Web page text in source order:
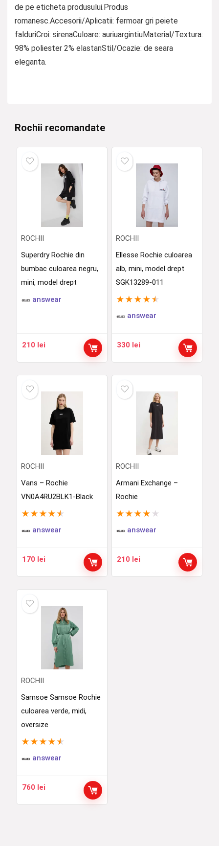
de pe eticheta produsului.Produs
romanesc.Accesorii/Aplicatii: fermoar gri peiete
falduriCroi: sirenaCuloare: auriuargintiuMaterial/Textura:
98% poliester 2% elastanStil/Ocazie: de seara
eleganta.
Rochii recomandate
ROCHII
Superdry Rochie din
bumbac culoarea negru,
mini, model drept
answear
210 lei
ROCHII
Ellesse Rochie culoarea
alb, mini, model drept
SGK13289-011
★ ★ ★ ★ ★
answear
330 lei
ROCHII
Vans – Rochie
VN0A4RU2BLK1-Black
★ ★ ★ ★ ★
answear
170 lei
ROCHII
Armani Exchange –
Rochie
★ ★ ★ ★ ★
answear
210 lei
ROCHII
Samsoe Samsoe Rochie
culoarea verde, midi,
oversize
★ ★ ★ ★ ★
answear
760 lei